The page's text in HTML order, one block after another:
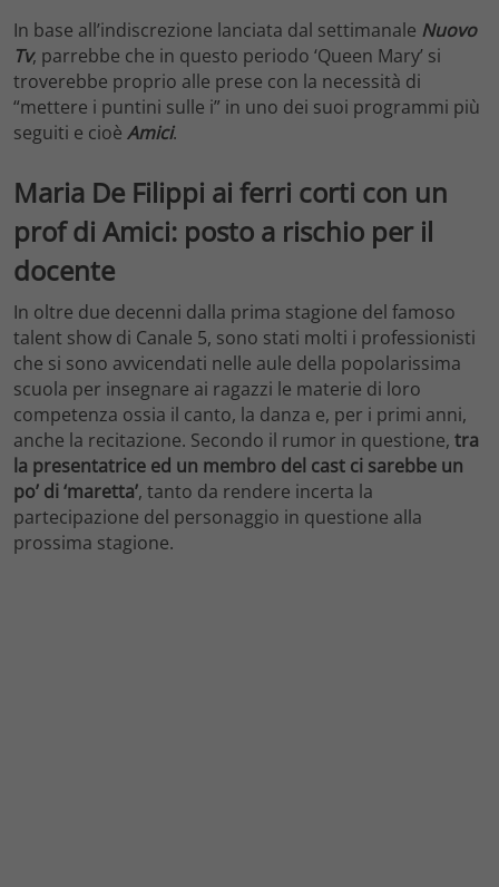
In base all’indiscrezione lanciata dal settimanale Nuovo
Tv, parrebbe che in questo periodo ‘Queen Mary’ si
troverebbe proprio alle prese con la necessità di
“mettere i puntini sulle i” in uno dei suoi programmi più
seguiti e cioè Amici.
Maria De Filippi ai ferri corti con un
prof di Amici: posto a rischio per il
docente
In oltre due decenni dalla prima stagione del famoso
talent show di Canale 5, sono stati molti i professionisti
che si sono avvicendati nelle aule della popolarissima
scuola per insegnare ai ragazzi le materie di loro
competenza ossia il canto, la danza e, per i primi anni,
anche la recitazione. Secondo il rumor in questione, tra
la presentatrice ed un membro del cast ci sarebbe un
po’ di ‘maretta’, tanto da rendere incerta la
partecipazione del personaggio in questione alla
prossima stagione.